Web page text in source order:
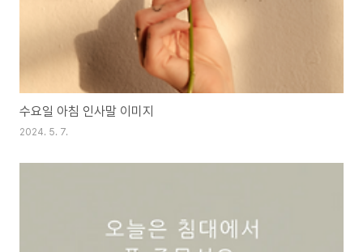
수요일 아침 인사말 이미지
2024. 5. 7.